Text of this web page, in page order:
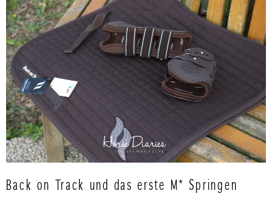
Back on Track und das erste M* Springen